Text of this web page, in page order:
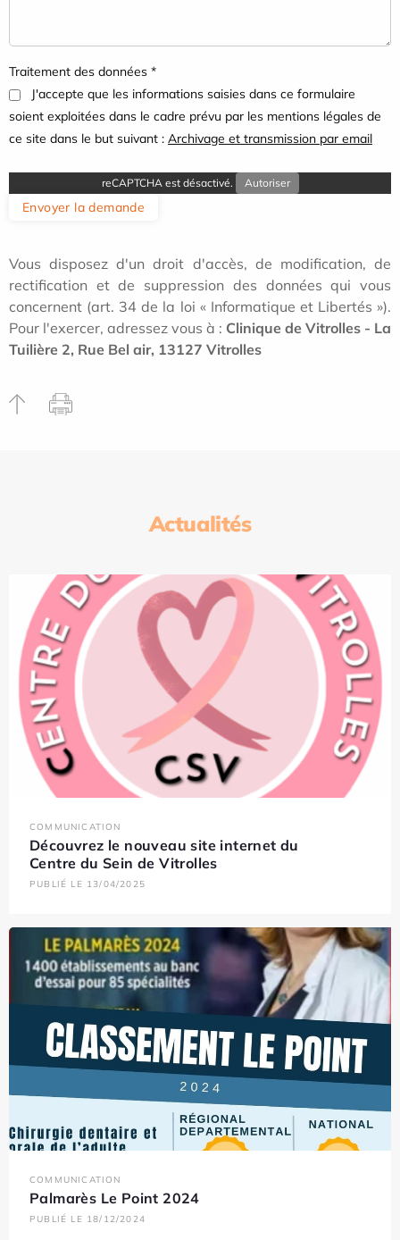
Traitement des données *
J'accepte que les informations saisies dans ce formulaire
soient exploitées dans le cadre prévu par les mentions légales de
ce site dans le but suivant : Archivage et transmission par email
reCAPTCHA est désactivé. Autoriser
Envoyer la demande
Vous disposez d'un droit d'accès, de modification, de
rectification et de suppression des données qui vous
concernent (art. 34 de la loi « Informatique et Libertés »).
Pour l'exercer, adressez vous à : Clinique de Vitrolles - La
Tuilière 2, Rue Bel air, 13127 Vitrolles
Actualités
COMMUNICATION
Découvrez le nouveau site internet du
Centre du Sein de Vitrolles
PUBLIÉ LE 13/04/2025
COMMUNICATION
Palmarès Le Point 2024
PUBLIÉ LE 18/12/2024